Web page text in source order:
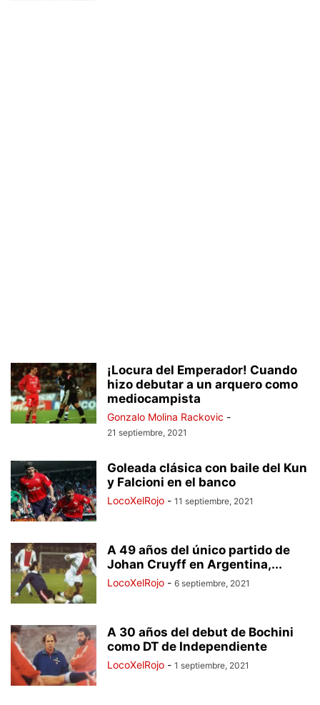
¡Locura del Emperador! Cuando
hizo debutar a un arquero como
mediocampista
Gonzalo Molina Rackovic -
21 septiembre, 2021
Goleada clásica con baile del Kun
y Falcioni en el banco
LocoXelRojo - 11 septiembre, 2021
A 49 años del único partido de
Johan Cruyff en Argentina,...
LocoXelRojo - 6 septiembre, 2021
A 30 años del debut de Bochini
como DT de Independiente
LocoXelRojo - 1 septiembre, 2021